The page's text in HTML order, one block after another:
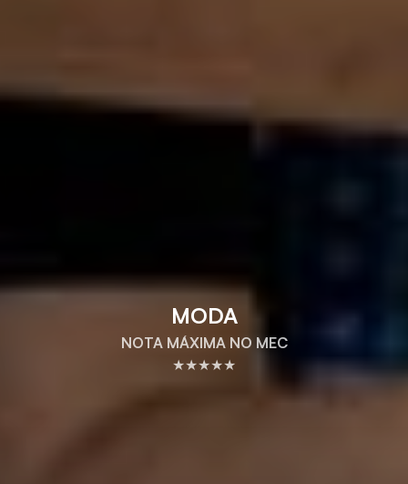
MODA
NOTA MÁXIMA NO MEC
★★★★★